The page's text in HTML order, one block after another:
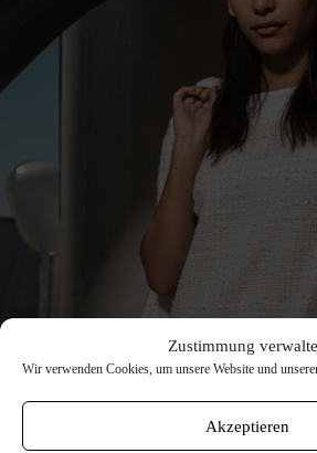
Zustimmung
Wir verwenden Cookies, um unsere Website und
Akzeptieren